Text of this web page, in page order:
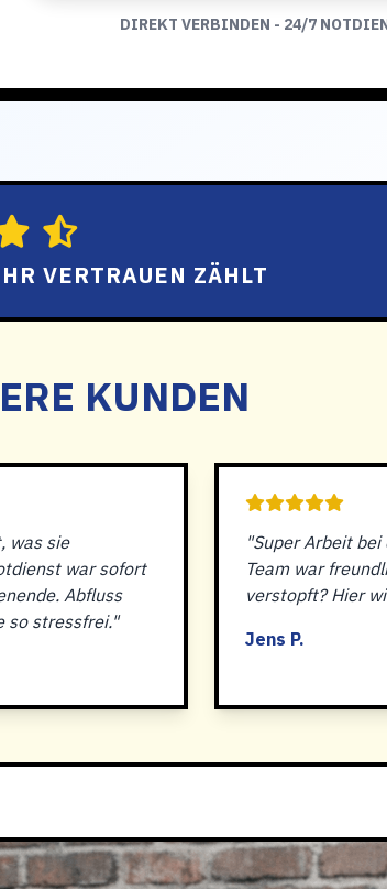
DIREKT VERBINDEN - 24/7
VERTRAUEN ZÄHLT
KUNDEN
was sie
war sofort
Abfluss
so stressfrei."
"Super Arbeit
Team war
verstopft? Hier
Jens P.